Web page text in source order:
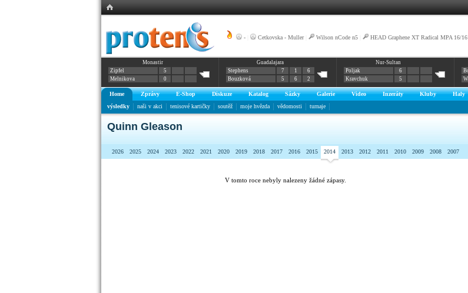
- Cetkovska - Muller| Wilson nCode n5 HEAD Graphene XT Radical MPA 16/
Monastir
Zipfel
5
Melnikova
0
Guadalajara
Stephens
7 1
6
Bouzková
5 6 2
Nur-Sultan
Poljak
6
Kravchuk
5
Home Zprávy E-Shop Diskuze Katalog Sázky Galerie Video Inzeráty Kluby Haly
výsledky
naši v akci tenisové kartičky soutěž moje hvězda vědomosti turnaje
Quinn Gleason
2026 2025 2024 2023 2022 2021 2020 2019 2018 2017 2016 2015 2014 2013 2012 2011 2010 2009 2008 2007
V tomto roce nebyly nalezeny žádné zápasy.